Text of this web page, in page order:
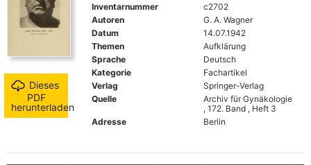
Dieses
PDF
herunterladen
Inventarnummer
c2702
Autoren
G. A. Wagner
Datum
14.07.1942
Themen
Aufklärung
Sprache
Deutsch
Kategorie
Fachartikel
Verlag
Springer-Verlag
Quelle
Archiv für Gynäkologie
, 172. Band , Heft 3
Adresse
Berlin